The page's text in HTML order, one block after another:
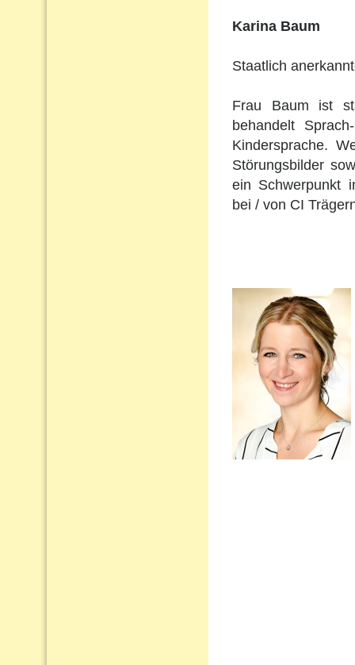
Karina Baum
Staatlich
Frau Baum ist
behandelt
Kindersprache.
Störungsbilder
ein Schwerpunkt
bei / von CI